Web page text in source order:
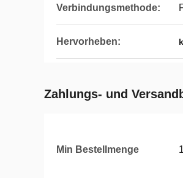
Verbindungsmethode:
Hervorheben:
Zahlungs- und
Min Bestellmenge